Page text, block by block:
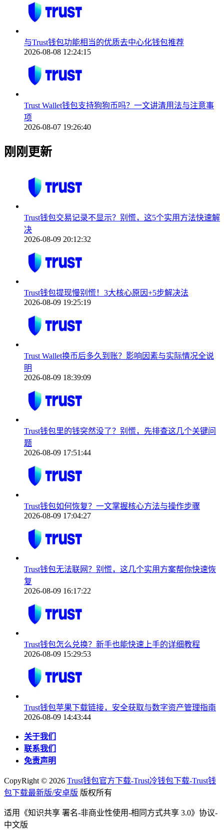
与Trust钱包功能相当的优质去中心化钱包推荐
2026-08-08 12:24:15
Trust Wallet钱包支持狗狗币吗？一文讲清用法与注意事
项
2026-08-07 19:26:40
刚刚更新
Trust钱包交易记录不显示？别慌，这5个实用方法快速解
决
2026-08-09 20:12:32
Trust钱包提现慢别慌！3大核心原因+5步解决法
2026-08-09 19:25:19
Trust Wallet换币后多久到账？影响因素与实际情况全说
明
2026-08-09 18:39:09
Trust钱包里的钱突然没了？别慌，先排查这几个关键问
题
2026-08-09 17:51:44
Trust钱包如何恢复？一文掌握核心方法与操作步骤
2026-08-09 17:04:27
Trust钱包无法联网？别慌，这几个实用方案帮你快速恢
复
2026-08-09 16:17:22
Trust钱包怎么兑换？新手也能快速上手的详细教程
2026-08-09 15:29:53
Trust钱包苹果下载链接，安全获取与数字资产管理指南
2026-08-09 14:43:44
关于我们
联系我们
免责声明
CopyRight © 2026 Trust钱包官方下载-Trust冷钱包下载-Trust钱
包下载最新版/安卓版 版权所有
适用《知识共享 署名-非商业性使用-相同方式共享 3.0》协议-
中文版